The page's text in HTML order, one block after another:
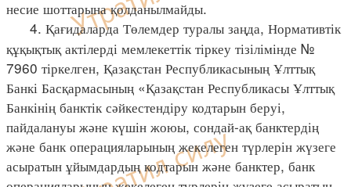
несие шоттарына қолданылмайды.
4. Қағидаларда Төлемдер туралы заңда, Нормативтік
құқықтық актілерді мемлекеттік тіркеу тізілімінде №
7960 тіркелген, Қазақстан Республикасының Ұлттық
Банкі Басқармасының «Қазақстан Республикасы Ұлттық
Банкінің банктік сәйкестендіру кодтарын беруі,
пайдалануы және күшін жоюы, сондай-ақ банктердің
және банк операцияларының жекелеген түрлерін жүзеге
асыратын ұйымдардың кодтарын және банктер, банк